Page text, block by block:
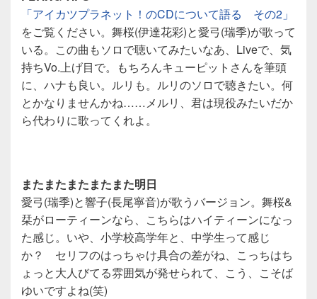
「アイカツプラネット！のCDについて語る その2」
をご覧ください。舞桜(伊達花彩)と愛弓(瑞季)が歌って
いる。この曲もソロで聴いてみたいなあ、Liveで、気
持ちVo.上げ目で。もちろんキューピットさんを筆頭
に、ハナも良い。ルリも。ルリのソロで聴きたい。何
とかなりませんかね……メルリ、君は現役みたいだか
ら代わりに歌ってくれよ。
またまたまたまたまた明日
愛弓(瑞季)と響子(長尾寧音)が歌うバージョン。舞桜&
栞がローティーンなら、こちらはハイティーンになっ
た感じ。いや、小学校高学年と、中学生って感じ
か？ セリフのはっちゃけ具合の差がね、こっちはち
ょっと大人びてる雰囲気が発せられて、こう、こそば
ゆいですよね(笑)